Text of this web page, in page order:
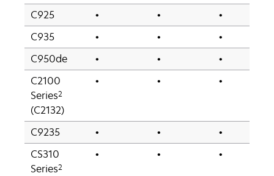
C925
• •
•
C935
• •
•
C950de
• •
•
C2100
Series2
(C2132)
• • •
C9235 • •
•
CS310
Series2
• • •